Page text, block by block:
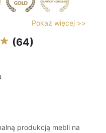
Pokaż więcej >>
(64)
produkcją mebli na